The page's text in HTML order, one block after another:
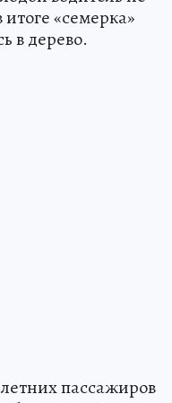
«семерка»
в дерево.
пассажиров